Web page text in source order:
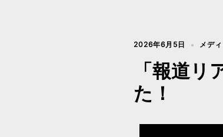
2026年6月5日 メデ
「報道
た！